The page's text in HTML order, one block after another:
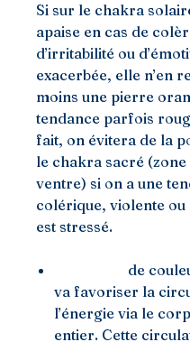
Si sur le chakra
apaise en cas de
d’irritabilité ou
exacerbée, elle n’en
moins une pierre
tendance parfois
fait, on évitera de la
le chakra sacré (zone
ventre) si on a une
colérique, violente ou
est stressé.
de
va favoriser la
l’énergie via le
entier. Cette